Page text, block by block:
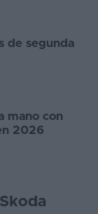
de segunda
mano con
2026